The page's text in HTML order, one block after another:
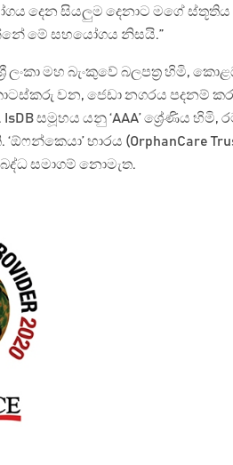
දෙන සියලුම දෙනාට මගේ ස්තූතිය
මේ සහයෝගය නිසයි.”
ලංකා මහ බැංකුවේ බලපත්‍ර හිමි,
වන, ජෙඩා නගරය පදනම්
සමූහය යනු ‘AAA’ ශ්‍රේණිය
භාරය (OrphanCare
සමාගම් නොමැත.